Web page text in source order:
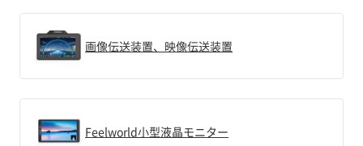
画像伝送装置、映像伝送装置
Feelworld小型液晶モニター